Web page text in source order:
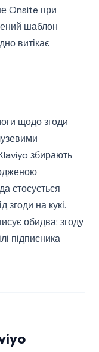
Onsite при
шаблон
витікає
щодо згоди
збирають
стосується
згоди на кукі.
обидва: згоду
підписника